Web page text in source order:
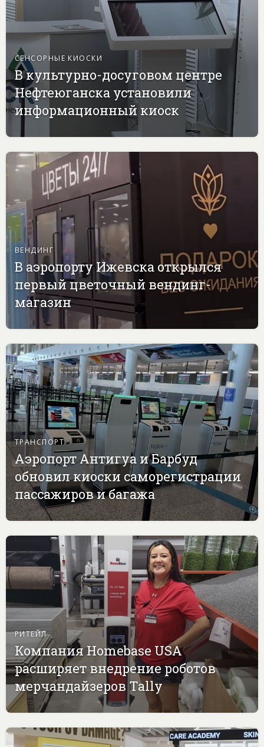
СЕНСОРНЫЕ КИОСКИ
В культурно-досуговом центре
Нефтеюганска установили
информационный киоск
ВЕНДИНГ
В аэропорту Ижевска открылся
первый цветочный вендинг-
магазин
ТРАНСПОРТ
Аэропорт Антигуа и Барбуд
обновил киоски саморегистрации
пассажиров и багажа
РИТЕЙЛ
Компания Homebase USA
расширяет внедрение роботов
мерчандайзеров Tally